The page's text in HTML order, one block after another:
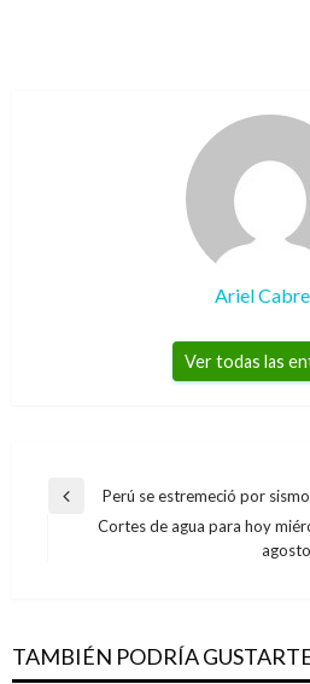
Ariel
Ver todas las
Navegación
Entrada
anterior
Perú se estremeció por
Cortes de agua para hoy
TAMBIÉN PODRÍA